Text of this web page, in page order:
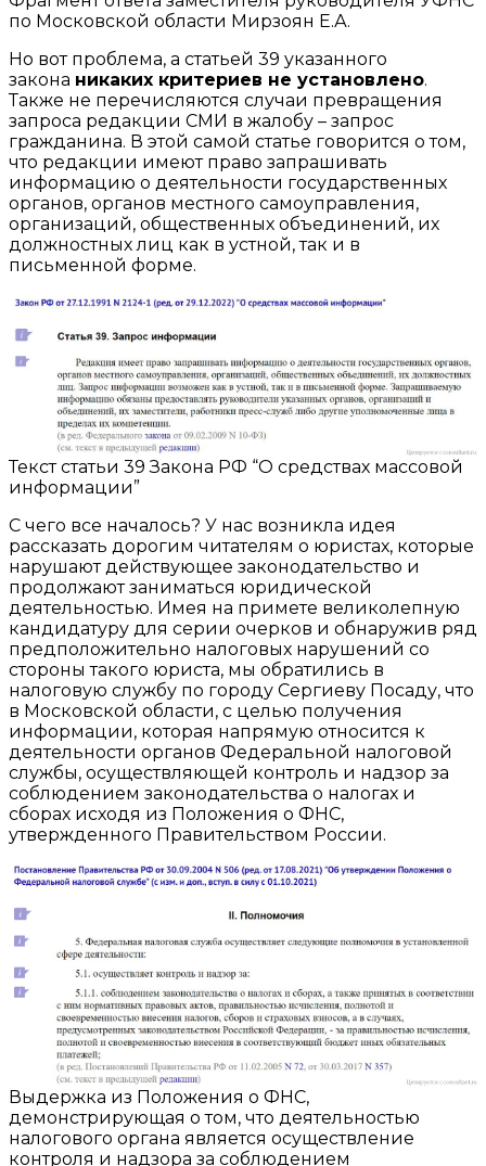
по Московской области Мирзоян Е.А.
Но вот проблема, а статьей 39 указанного
закона никаких критериев не установлено.
Также не перечисляются случаи превращения
запроса редакции СМИ в жалобу – запрос
гражданина. В этой самой статье говорится о том,
что редакции имеют право запрашивать
информацию о деятельности государственных
органов, органов местного самоуправления,
организаций, общественных объединений, их
должностных лиц как в устной, так и в
письменной форме.
Текст статьи 39 Закона РФ “О средствах массовой
информации”
С чего все началось? У нас возникла идея
рассказать дорогим читателям о юристах, которые
нарушают действующее законодательство и
продолжают заниматься юридической
деятельностью. Имея на примете великолепную
кандидатуру для серии очерков и обнаружив ряд
предположительно налоговых нарушений со
стороны такого юриста, мы обратились в
налоговую службу по городу Сергиеву Посаду, что
в Московской области, с целью получения
информации, которая напрямую относится к
деятельности органов Федеральной налоговой
службы, осуществляющей контроль и надзор за
соблюдением законодательства о налогах и
сборах исходя из Положения о ФНС,
утвержденного Правительством России.
Выдержка из Положения о ФНС,
демонстрирующая о том, что деятельностью
налогового органа является осуществление
контроля и надзора за соблюдением